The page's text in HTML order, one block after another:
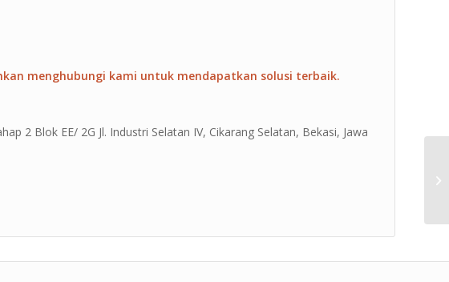
menghubungi kami untuk mendapatkan solusi terbaik.
2 Blok EE/ 2G Jl. Industri Selatan IV, Cikarang Selatan, Bekasi, Jawa